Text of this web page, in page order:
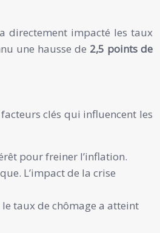
directement impacté les taux
une hausse de 2,5 points de
clés qui influencent les
pour freiner l’inflation.
L’impact de la crise
taux de chômage a atteint